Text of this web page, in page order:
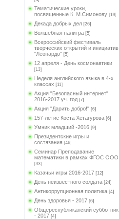
Тематические уроки,
посвященные К. М.Симонову [19]
Декада добрых дел [26]
Волшебная палитра [5]
Всероссийский фестиваль
творческих открытий и инициатив
"Леонардо" [5]
12 апреля - День космонавтики
[13]
Неделя английского языка в 4-х
классах [11]
Акция "Безопасный интернет"
2016-2017 уч. год [7]
Акция "Дарить добро!" [6]
157-летие Коста Хетагурова [6]
Умник младший -2016 [9]
Президентские игры и
состязания [46]
Семинар Преподавание
математики в рамках ФГОС ООО
[33]
Казачьи игры 2016-2017 [12]
День неизвестного солдата [24]
Антикоррупционная политика [4]
День здоровья - 2017 [6]
Общереспубликанский субботник
- 2017 [4]